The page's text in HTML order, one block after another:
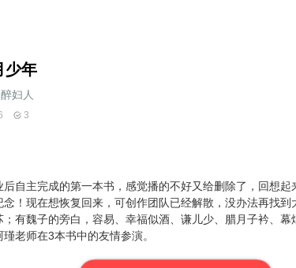
少年
醉妇人
3
自主完成的第一本书，感觉播的不好又给删除了，回想起
！ 现在想恢复回来，可创作团队已经解散，没办法再找到
有魏子的旁白，容易、幸福似酒、谦儿少、腊月子衿、
瑾老师在3本书中的友情参演。